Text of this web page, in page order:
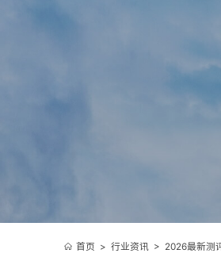
首页 > 行业资讯> 2026最新测